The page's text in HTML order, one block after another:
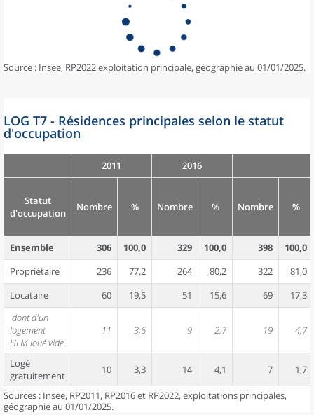
Source : Insee, RP2022 exploitation principale, géographie au 01/01/2025.
LOG T7 - Résidences principales selon le statut
d'occupation
2011 2016
Statut
d'occupation
Nombre % Nombre % Nombre %
Ensemble 306 100,0 329 100,0 398
100,0
Propriétaire
236 77,2 264 80,2 322
81,0
Locataire
60 19,5 51 15,6 69
17,3
dont d'un
logement
HLM loué vide
11 3,6 9 2,7 19 4,7
Logé
gratuitement
10 3,3 14 4,1 7 1,7
Sources : Insee, RP2011, RP2016 et RP2022, exploitations principales,
géographie au 01/01/2025.